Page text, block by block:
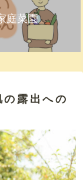
庭菜園
露出への